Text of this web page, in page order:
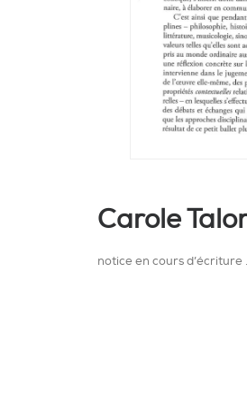
Carole
notice en cours d’écriture